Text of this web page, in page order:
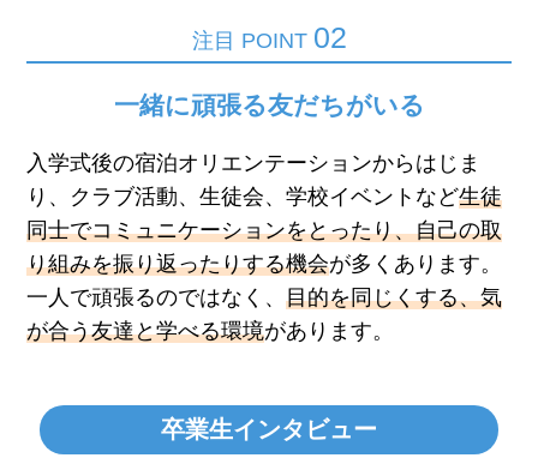
注目 POINT 02
一緒に頑張る友だちがいる
入学式後の宿泊オリエンテーションからはじま
り、クラブ活動、生徒会、学校イベントなど生徒
同士でコミュニケーションをとったり、自己の取
り組みを振り返ったりする機会が多くあります。
一人で頑張るのではなく、目的を同じくする、気
が合う友達と学べる環境があります。
卒業生インタビュー